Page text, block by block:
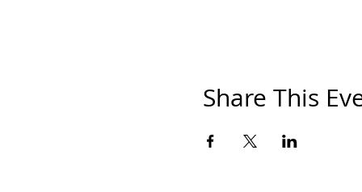
Share This